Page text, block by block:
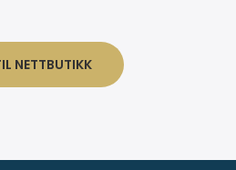
NETTBUTIKK